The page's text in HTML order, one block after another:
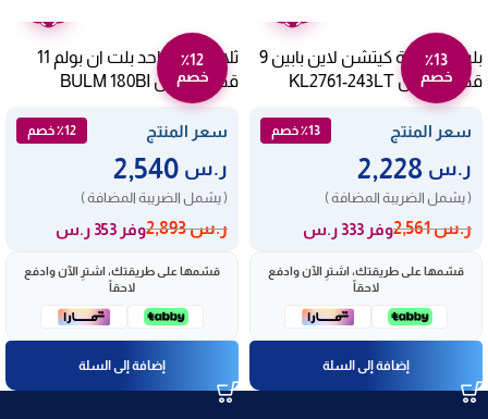
٪13
خصم
بلت ان ثلاجة كيتشن لاين بابين 9
قدم – أبيض KL2761-243LT
سعر المنتج ٪13 خصم
ر.س
( يشمل الضريبة المضافة )
ر.س2,561 وفر 333 ر.س
قسّمها على طريقتك، اشترِ الآن وادفع
لاحقاً
إضافة إلى السلة
٪12
خصم
ثلاجة باب واحد بلت ان بولم 11
قدم – أبيض BULM 180BI
سعر المنتج ٪12 خصم
ر.س
( يشمل الضريبة المضافة )
ر.س2,893 وفر 353 ر.س
قسّمها على طريقتك، اشترِ الآن وادفع
لاحقاً
إضافة إلى السلة